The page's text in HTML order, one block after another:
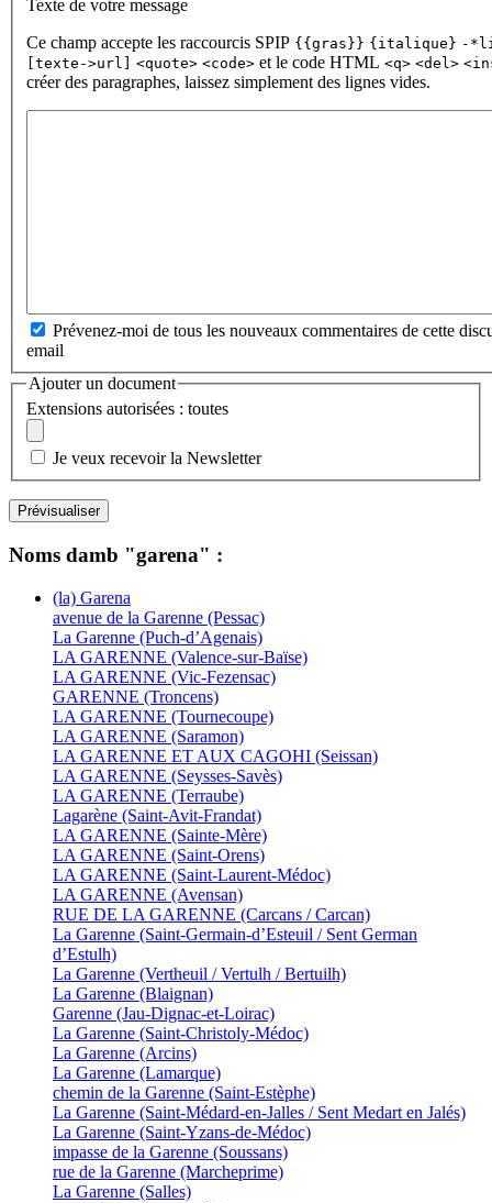
Texte de votre message
Ce champ accepte les raccourcis SPIP {{gras}} {italique} -
[texte->url] <quote> <code> et le code HTML <q> <del>
créer des paragraphes, laissez simplement des lignes vides.
Prévenez-moi de tous les nouveaux commentaires de cette
email
Ajouter un document
Extensions autorisées : toutes
Je veux recevoir la Newsletter
Noms damb "garena" :
(la) Garena
avenue de la Garenne (Pessac)
La Garenne (Puch-d’Agenais)
LA GARENNE (Valence-sur-Baïse)
LA GARENNE (Vic-Fezensac)
GARENNE (Troncens)
LA GARENNE (Tournecoupe)
LA GARENNE (Saramon)
LA GARENNE ET AUX CAGOHI (Seissan)
LA GARENNE (Seysses-Savès)
LA GARENNE (Terraube)
Lagarène (Saint-Avit-Frandat)
LA GARENNE (Sainte-Mère)
LA GARENNE (Saint-Orens)
LA GARENNE (Saint-Laurent-Médoc)
LA GARENNE (Avensan)
RUE DE LA GARENNE (Carcans / Carcan)
La Garenne (Saint-Germain-d’Esteuil / Sent German
d’Estulh)
La Garenne (Vertheuil / Vertulh / Bertuilh)
La Garenne (Blaignan)
Garenne (Jau-Dignac-et-Loirac)
La Garenne (Saint-Christoly-Médoc)
La Garenne (Arcins)
La Garenne (Lamarque)
chemin de la Garenne (Saint-Estèphe)
La Garenne (Saint-Médard-en-Jalles / Sent Medart en Jalés)
La Garenne (Saint-Yzans-de-Médoc)
impasse de la Garenne (Soussans)
rue de la Garenne (Marcheprime)
La Garenne (Salles)